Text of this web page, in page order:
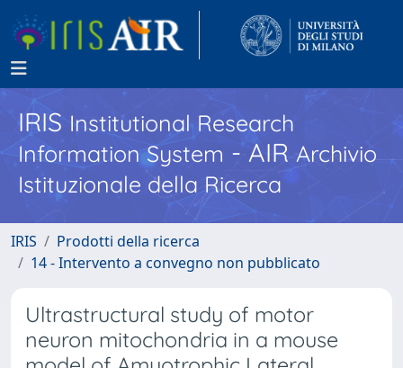
IRISInstitutional Research
Information System - AIR Archivio
Istituzionale della Ricerca
IRIS
Prodotti della ricerca
14 - Intervento a convegno non pubblicato
Ultrastructural study of motor
neuron mitochondria in a mouse